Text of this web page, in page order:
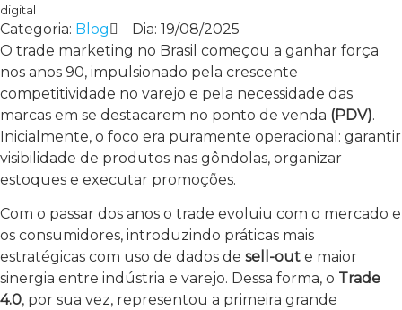
digital
Categoria: Blog Dia: 19/08/2025
O trade marketing no Brasil começou a ganhar força
nos anos 90, impulsionado pela crescente
competitividade no varejo e pela necessidade das
marcas em se destacarem no ponto de venda (PDV).
Inicialmente, o foco era puramente operacional: garantir
visibilidade de produtos nas gôndolas, organizar
estoques e executar promoções.
Com o passar dos anos o trade evoluiu com o mercado e
os consumidores, introduzindo práticas mais
estratégicas com uso de dados de sell-out e maior
sinergia entre indústria e varejo. Dessa forma, o Trade
4.0, por sua vez, representou a primeira grande